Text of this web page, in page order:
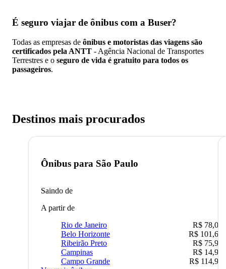
É seguro viajar de ônibus com a Buser?
Todas as empresas de ônibus e motoristas das viagens são
certificados pela ANTT - Agência Nacional de Transportes
Terrestres e o seguro de vida é gratuito para todos os
passageiros.
Destinos mais procurados
Ônibus para São Paulo
Saindo de
A partir de
Rio de Janeiro
R$ 78,02
Belo Horizonte
R$ 101,67
Ribeirão Preto
R$ 75,90
Campinas
R$ 14,90
Campo Grande
R$ 114,90